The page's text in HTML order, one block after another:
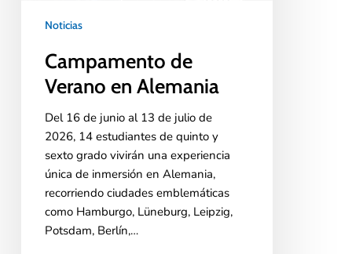
Noticias
Campamento de
Verano en Alemania
Del 16 de junio al 13 de julio de
2026, 14 estudiantes de quinto y
sexto grado vivirán una experiencia
única de inmersión en Alemania,
recorriendo ciudades emblemáticas
como Hamburgo, Lüneburg, Leipzig,
Potsdam, Berlín,…